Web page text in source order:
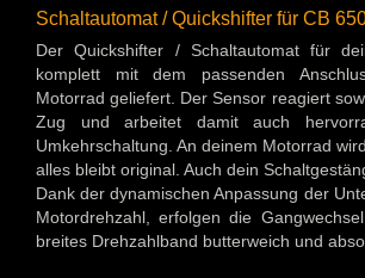
Schaltautomat / Quickshifter für CB
Der Quickshifter / Schaltautomat für
komplett mit dem passenden
Motorrad geliefert. Der Sensor reagiert
Zug und arbeitet damit auch
Umkehrschaltung. An deinem Motorrad
alles bleibt original. Auch dein
Dank der dynamischen Anpassung der
Motordrehzahl, erfolgen die
breites Drehzahlband butterweich und